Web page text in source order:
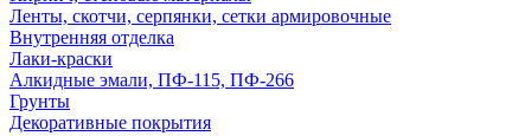
Ленты, скотчи, серпянки, сетки армировочные
Внутренняя отделка
Лаки-краски
Алкидные эмали, ПФ-115, ПФ-266
Грунты
Декоративные покрытия